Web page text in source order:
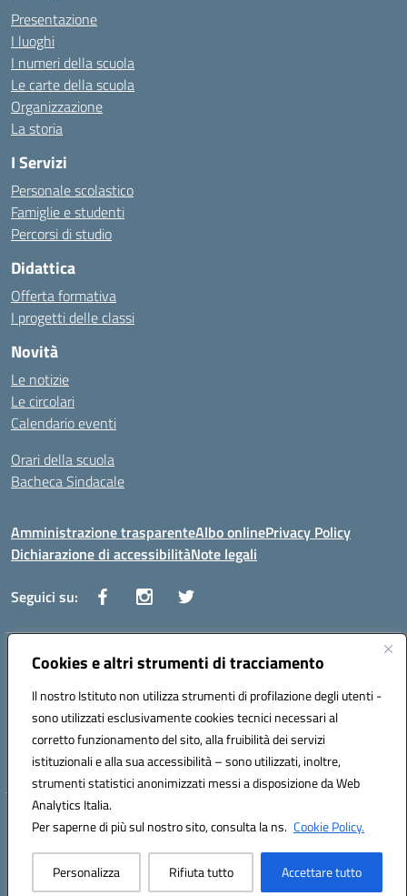
Cookies e altri strumenti di tracciamento
Il nostro Istituto non utilizza strumenti di profilazione degli utenti -
sono utilizzati esclusivamente cookies tecnici necessari al
corretto funzionamento del sito, alla fruibilità dei servizi
istituzionali e alla sua accessibilità – sono utilizzati, inoltre,
strumenti statistici anonimizzati messi a disposizione da Web
Analytics Italia.
Per saperne di più sul nostro sito, consulta la ns. Cookie Policy.
Personalizza Rifiuta tutto Accettare tutto
Presentazione
I luoghi
I numeri della scuola
Le carte della scuola
Organizzazione
La storia
I Servizi
Personale scolastico
Famiglie e studenti
Percorsi di studio
Didattica
Offerta formativa
I progetti delle classi
Novità
Le notizie
Le circolari
Calendario eventi
Orari della scuola
Bacheca Sindacale
Amministrazione trasparenteAlbo onlinePrivacy Policy
Dichiarazione di accessibilitàNote legali
Seguici su:
Indirizzo:Via Vaccari n.5 e Via Falcone n.20 - 91025 Marsala
Posta elettronica certificata (PEC):tppm03000q@pec.istruzione.it
Codice fiscale: 82004490817
Codice meccanografico: TPPM03000Q
Hosting & Powered by 3D Solution S.r.l.
Concept & Design by Designers Italia